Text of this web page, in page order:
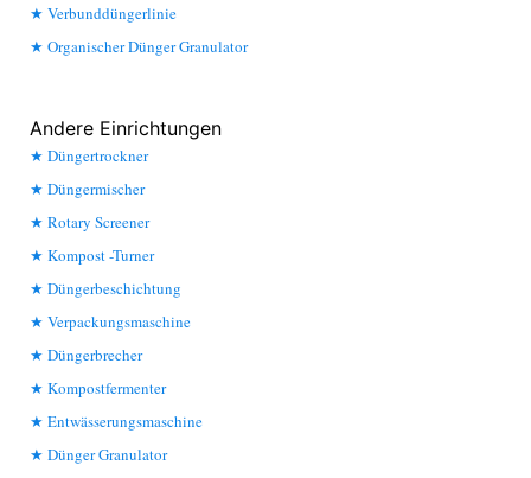
Verbunddüngerlinie
Organischer Dünger Granulator
Andere Einrichtungen
Düngertrockner
Düngermischer
Rotary Screener
Kompost -Turner
Düngerbeschichtung
Verpackungsmaschine
Düngerbrecher
Kompostfermenter
Entwässerungsmaschine
Dünger Granulator